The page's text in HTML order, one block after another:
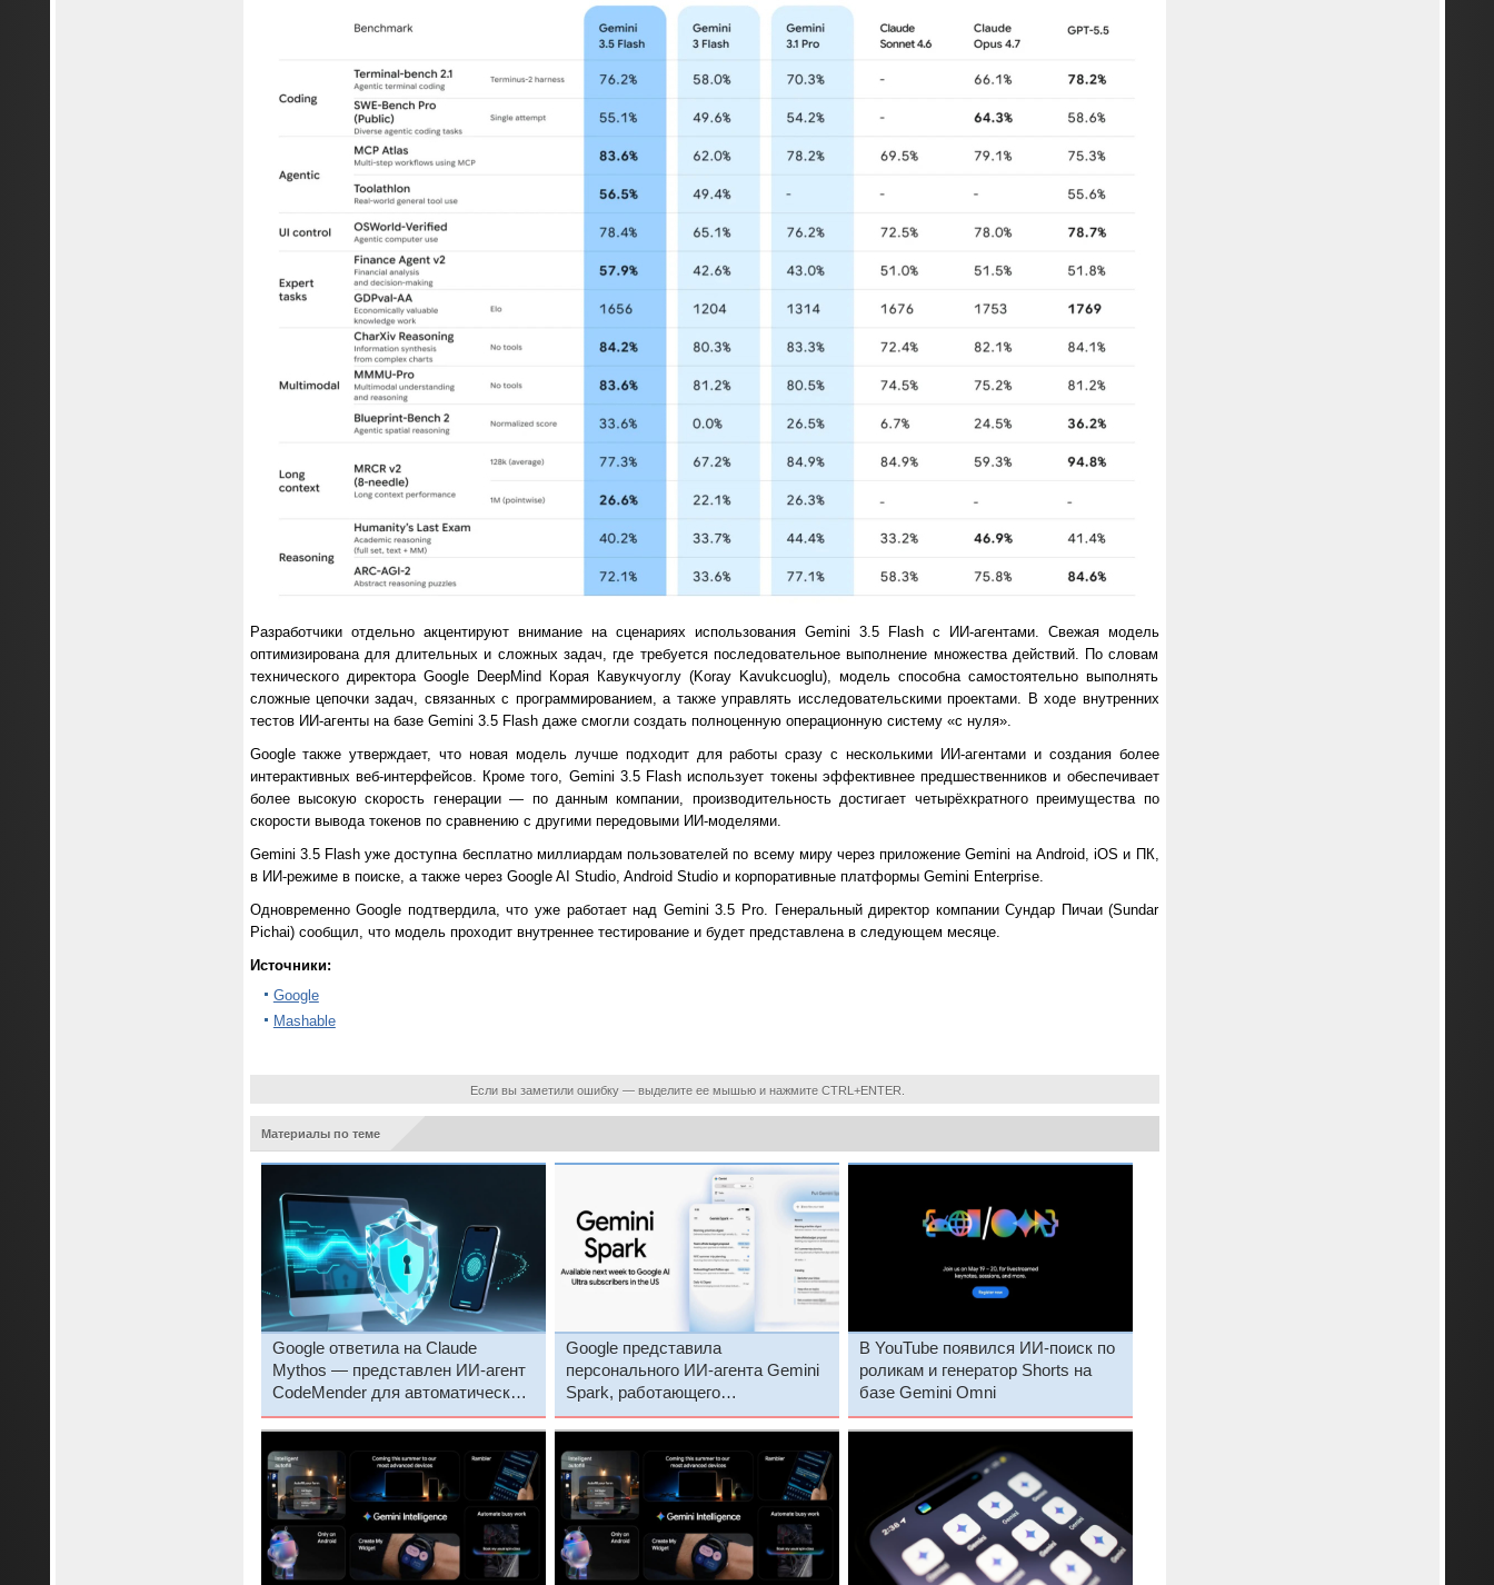
Разработчики отдельно акцентируют внимание на сценариях использования Gemini 3.5 Flash с ИИ-агентами. Свежая модель
оптимизирована для длительных и сложных задач, где требуется последовательное выполнение множества действий. По словам
технического директора Google DeepMind Корая Кавукчуоглу (Koray Kavukcuoglu), модель способна самостоятельно выполнять
сложные цепочки задач, связанных с программированием, а также управлять исследовательскими проектами. В ходе внутренних
тестов ИИ-агенты на базе Gemini 3.5 Flash даже смогли создать полноценную операционную систему «с нуля».
Google также утверждает, что новая модель лучше подходит для работы сразу с несколькими ИИ-агентами и создания более
интерактивных веб-интерфейсов. Кроме того, Gemini 3.5 Flash использует токены эффективнее предшественников и обеспечивает
более высокую скорость генерации — по данным компании, производительность достигает четырёхкратного преимущества по
скорости вывода токенов по сравнению с другими передовыми ИИ-моделями.
Gemini 3.5 Flash уже доступна бесплатно миллиардам пользователей по всему миру через приложение Gemini на Android, iOS и ПК,
в ИИ-режиме в поиске, а также через Google AI Studio, Android Studio и корпоративные платформы Gemini Enterprise.
Одновременно Google подтвердила, что уже работает над Gemini 3.5 Pro. Генеральный директор компании Сундар Пичаи (Sundar
Pichai) сообщил, что модель проходит внутреннее тестирование и будет представлена в следующем месяце.
Источники:
Google
Mashable
Если вы заметили ошибку — выделите ее мышью и нажмите CTRL+ENTER.
Материалы по теме
Google ответила на Claude
Mythos — представлен ИИ-агент
CodeMender для автоматического
поиска и исправления дыр в ПО
Google представила
персонального ИИ-агента Gemini
Spark, работающего
круглосуточно — даже когда
устройство пользователя
выключено
В YouTube появился ИИ-поиск по
роликам и генератор Shorts на
базе Gemini Omni